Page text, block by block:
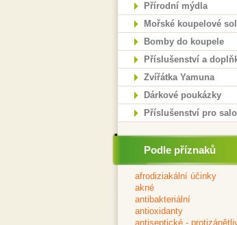
Přírodní mýdla
Mořské koupelové
Bomby do koupele
Příslušenství a
Zvířátka Yamuna
Dárkové poukázky
Příslušenství pro
Podle příznaků